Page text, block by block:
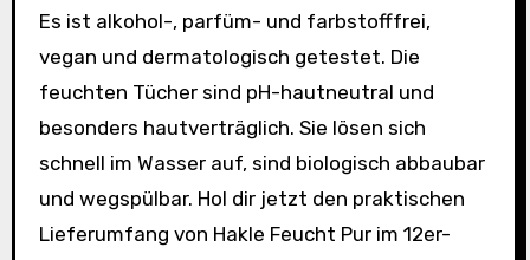
Es ist alkohol-, parfüm- und farbstofffrei,
vegan und dermatologisch getestet. Die
feuchten Tücher sind pH-hautneutral und
besonders hautverträglich. Sie lösen sich
schnell im Wasser auf, sind biologisch abbaubar
und wegspülbar. Hol dir jetzt den praktischen
Lieferumfang von Hakle Feucht Pur im 12er-